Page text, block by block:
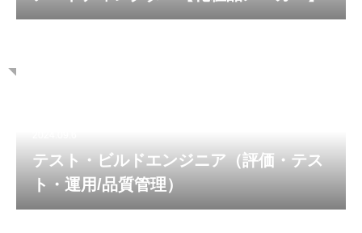
テスト・ビルドエンジニア（評価・テス
ト・運用/品質管理）